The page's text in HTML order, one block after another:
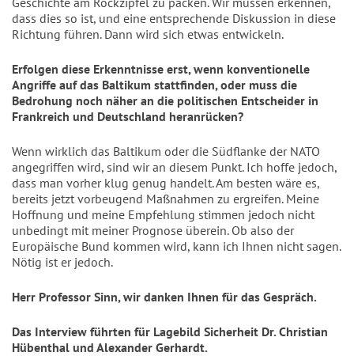
dass dies so ist, und eine entsprechende Diskussion in diese
Richtung führen. Dann wird sich etwas entwickeln.
Erfolgen diese Erkenntnisse erst, wenn konventionelle
Angriffe auf das Baltikum stattfinden, oder muss die
Bedrohung noch näher an die politischen Entscheider in
Frankreich und Deutschland heranrücken?
Wenn wirklich das Baltikum oder die Südflanke der NATO
angegriffen wird, sind wir an diesem Punkt. Ich hoffe jedoch,
dass man vorher klug genug handelt. Am besten wäre es,
bereits jetzt vorbeugend Maßnahmen zu ergreifen. Meine
Hoffnung und meine Empfehlung stimmen jedoch nicht
unbedingt mit meiner Prognose überein. Ob also der
Europäische Bund kommen wird, kann ich Ihnen nicht sagen.
Nötig ist er jedoch.
Herr Professor Sinn, wir danken Ihnen für das Gespräch.
Das Interview führten für Lagebild Sicherheit Dr. Christian
Hübenthal und Alexander Gerhardt.